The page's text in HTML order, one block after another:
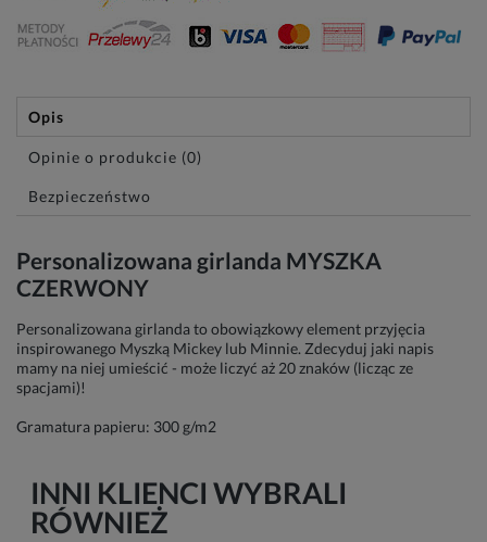
Opis
Opinie o produkcie (0)
Bezpieczeństwo
Personalizowana girlanda MYSZKA
CZERWONY
Personalizowana girlanda to obowiązkowy element przyjęcia
inspirowanego Myszką Mickey lub Minnie. Zdecyduj jaki napis
mamy na niej umieścić - może liczyć aż 20 znaków (licząc ze
spacjami)!
Gramatura papieru: 300 g/m2
INNI KLIENCI WYBRALI
RÓWNIEŻ